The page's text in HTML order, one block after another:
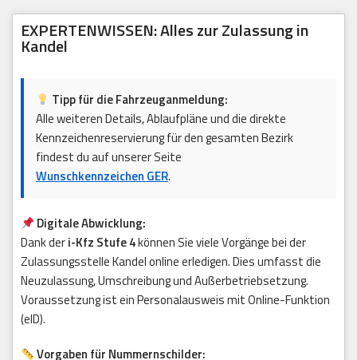
EXPERTENWISSEN: Alles zur Zulassung in
Kandel
Tipp für die Fahrzeuganmeldung:
Alle weiteren Details, Ablaufpläne und die direkte
Kennzeichenreservierung für den gesamten Bezirk
findest du auf unserer Seite
Wunschkennzeichen GER.
Digitale Abwicklung:
Dank deri-Kfz Stufe 4können Sie viele Vorgänge bei der
Zulassungsstelle Kandel online erledigen. Dies umfasst die
Neuzulassung, Umschreibung und Außerbetriebsetzung.
Voraussetzung ist ein Personalausweis mit Online-Funktion
(eID).
Vorgaben für Nummernschilder: